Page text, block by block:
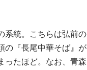
系統。こちらは弘前
の『長尾中華そば』
ったほど。なお、青